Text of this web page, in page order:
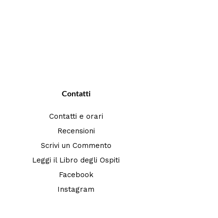
Contatti
Contatti e orari
Recensioni
Scrivi un Commento
Leggi il Libro degli Ospiti
Facebook
Instagram